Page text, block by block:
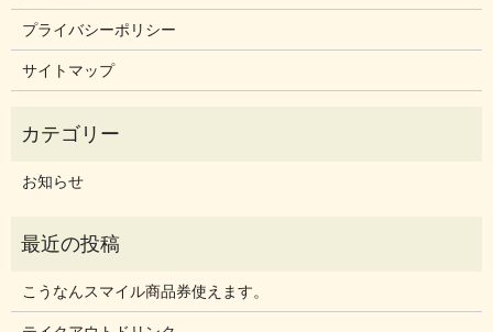
プライバシーポリシー
サイトマップ
お知らせ
こうなんスマイル商品券使えます。